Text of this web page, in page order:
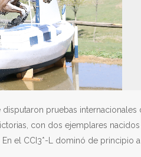
disputaron pruebas
con dos ejemplares
el CCI3*-L dominó de principio a